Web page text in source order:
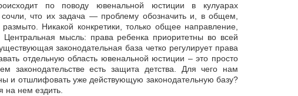
по поводу ювенальной юстиции в кулуарах
сочли, что их задача — проблему обозначить и, в общем,
Никакой конкретики, только общее направление,
мысль: права ребенка приоритетны во всей
законодательная база четко регулирует права
отдельную область ювенальной юстиции – это просто
есть защита детства. Для чего нам
и отшлифовать уже действующую законодательную базу?
на нем ездить.